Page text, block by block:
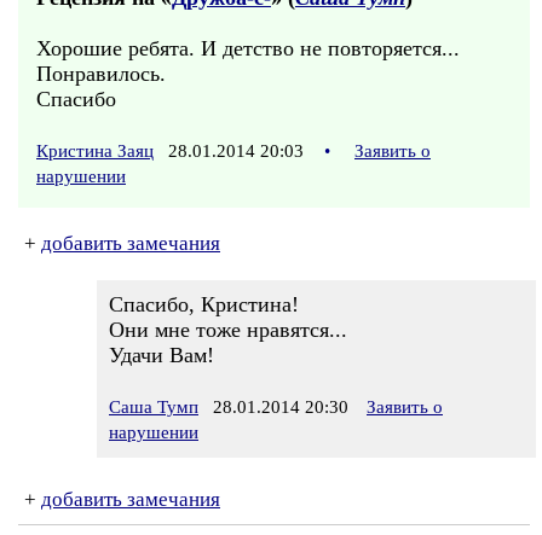
Хорошие ребята. И детство не повторяется...
Понравилось.
Спасибо
Кристина Заяц 28.01.2014 20:03 •
Заявить о
нарушении
+ добавить замечания
Спасибо, Кристина!
Они мне тоже нравятся...
Удачи Вам!
Саша Тумп 28.01.2014 20:30
Заявить о
нарушении
+ добавить замечания